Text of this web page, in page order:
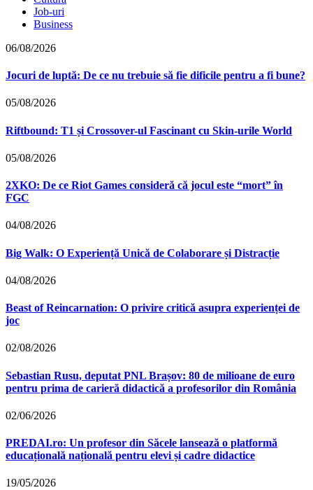
Job-uri
Business
06/08/2026
Jocuri de luptă: De ce nu trebuie să fie dificile pentru a fi bune?
05/08/2026
Riftbound: T1 și Crossover-ul Fascinant cu Skin-urile World
05/08/2026
2XKO: De ce Riot Games consideră că jocul este “mort” în
FGC
04/08/2026
Big Walk: O Experiență Unică de Colaborare și Distracție
04/08/2026
Beast of Reincarnation: O privire critică asupra experienței de
joc
02/08/2026
Sebastian Rusu, deputat PNL Brașov: 80 de milioane de euro
pentru prima de carieră didactică a profesorilor din România
02/06/2026
PREDAI.ro: Un profesor din Săcele lansează o platformă
educațională națională pentru elevi și cadre didactice
19/05/2026